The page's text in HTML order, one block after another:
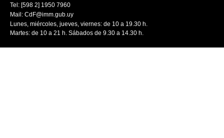
Tel: [598 2] 1950 7960
Mail: CdF@imm.gub.uy
Lunes, miércoles, jueves, viernes: de 10 a 19.30 h.
Martes: de 10 a 21 h. Sábados de 9.30 a 14.30 h.